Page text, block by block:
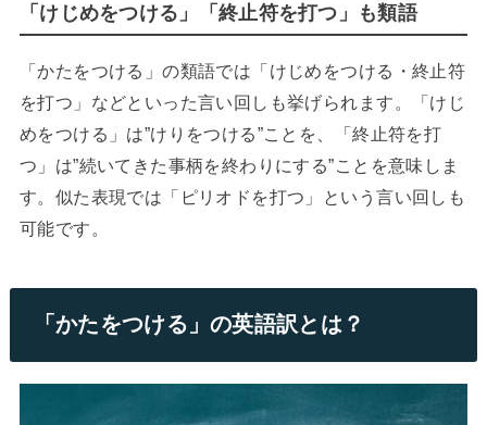
「けじめをつける」「終止符を打つ」も類語
「かたをつける」の類語では「けじめをつける・終止符
を打つ」などといった言い回しも挙げられます。「けじ
めをつける」は”けりをつける”ことを、「終止符を打
つ」は”続いてきた事柄を終わりにする”ことを意味しま
す。似た表現では「ピリオドを打つ」という言い回しも
可能です。
「かたをつける」の英語訳とは？